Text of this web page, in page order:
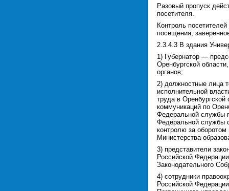
Разовый пропуск
посетителя.
Контроль
посещения,
2.3.4.3 В здания
1) Губернатор —
Оренбургской
органов;
2) должностные лица
исполнительной
труда в
коммуникаций по
Федеральной службы
Федеральной службы
контролю за оборотом
Министерства
3) представители
Российской
Законодательного
4) сотрудники
Российской